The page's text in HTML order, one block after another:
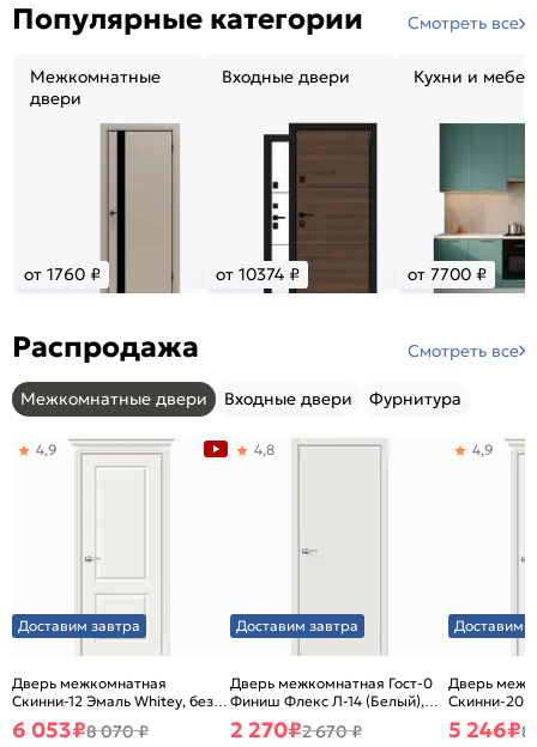
Популярные категории Смотреть все
Межкомнатные
двери
от 1760 ₽
Входные двери
от 10374 ₽
Кухни и
от 7700 ₽
Распродажа Смотреть все
Межкомнатные двери Входные двери Фурнитура
Доставим завтра
Дверь межкомнатная
Скинни-12 Эмаль Whitey, без
декора, глухая, без стекла,
без кромки, скиновая
4,9
6 053₽8 070 ₽
Доставим завтра
Дверь межкомнатная Гост-0
Финиш Флекс Л-14 (Белый),
глухая, каркасно-щитовая
4,8
2 270₽2 670 ₽
Доставим
Дверь
Скинни-20
декора,
без кромки,
4,9
5 246₽8